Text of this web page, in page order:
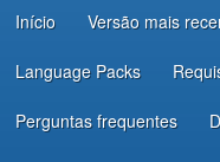
RECURSOS PARA
Início Versão mais
Language Packs
Perguntas frequentes